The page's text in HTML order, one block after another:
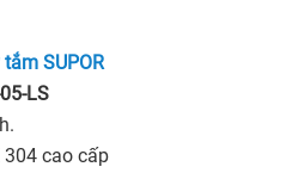
SUPOR
LS
304 cao cấp